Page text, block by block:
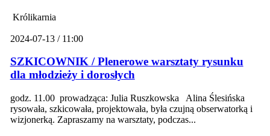
Królikarnia
2024-07-13 / 11:00
SZKICOWNIK / Plenerowe warsztaty rysunku
dla młodzieży i dorosłych
godz. 11.00 prowadząca: Julia Ruszkowska Alina Ślesińska
rysowała, szkicowała, projektowała, była czujną obserwatorką i
wizjonerką. Zapraszamy na warsztaty, podczas...